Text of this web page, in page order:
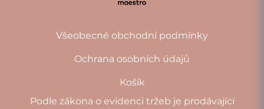
Všeobecné obchodní podmínky
Ochrana osobních údajů
Košík
Podle zákona o evidenci tržeb je prodávající